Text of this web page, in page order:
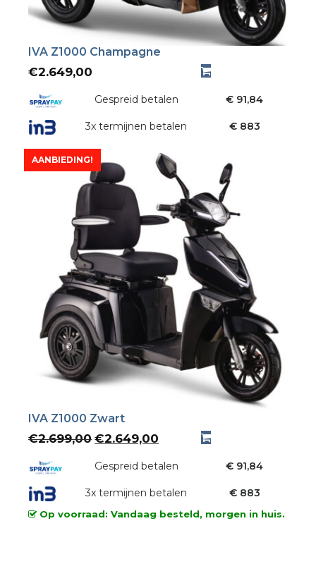
IVA Z1000 Champagne
€2.649,00
Gespreid betalen € 91,84
3x termijnen betalen € 883
AANBIEDING!
IVA Z1000 Zwart
€2.699,00 Oorspronkelijke
was:
€2.649,00
is:
Gespreid betalen € 91,84
3x termijnen betalen € 883
Op voorraad: Vandaag besteld, morgen in huis.